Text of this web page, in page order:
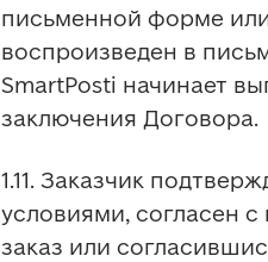
письменной форме
воспроизведен в
SmartPosti начинает
заключения Договора.
1.11. Заказчик
условиями, согласен
заказ или